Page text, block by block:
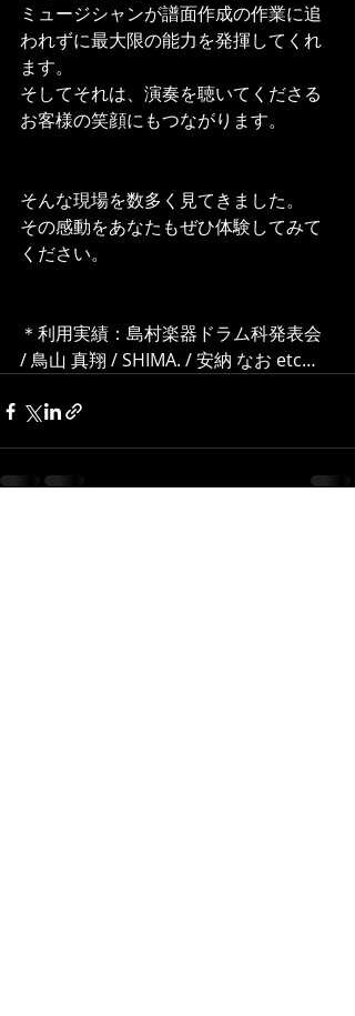
ミュージシャンが譜面作成の作業に追
われずに最大限の能力を発揮してくれ
ます。
そしてそれは、演奏を聴いてくださる
お客様の笑顔にもつながります。
そんな現場を数多く見てきました。
その感動をあなたもぜひ体験してみて
ください。
＊利用実績：島村楽器ドラム科発表会
/ 鳥山 真翔 / SHIMA. / 安納 なお etc…